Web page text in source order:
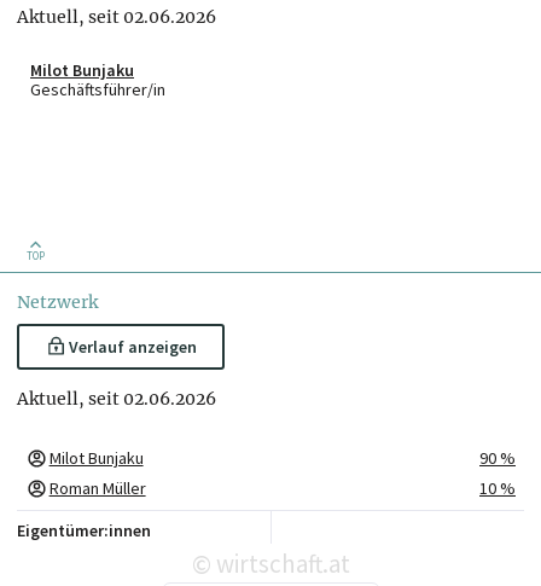
Aktuell, seit 02.06.2026
Milot Bunjaku
Geschäftsführer/in
TOP
Netzwerk
Verlauf anzeigen
Aktuell, seit 02.06.2026
Milot Bunjaku
90 %
Roman Müller
10 %
Eigentümer:innen
© wirtschaft.at